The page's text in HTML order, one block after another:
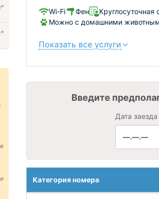
Wi-Fi Фен Круглосуточная
Можно с домашними
Показать все услуги
Введите
Дата заезда
—.—.—
Категория номера